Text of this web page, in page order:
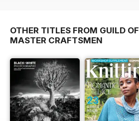
OTHER TITLES FROM GUILD OF
MASTER CRAFTSMEN